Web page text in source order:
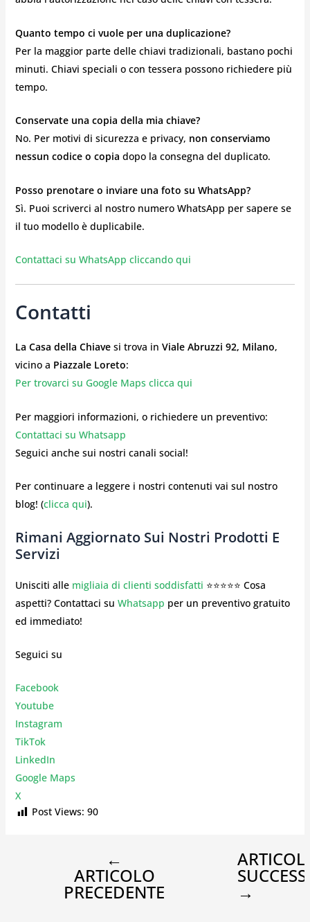
Quanto tempo ci vuole per una duplicazione?
Per la maggior parte delle chiavi tradizionali, bastano pochi
minuti. Chiavi speciali o con tessera possono richiedere più
tempo.
Conservate una copia della mia chiave?
No. Per motivi di sicurezza e privacy, non conserviamo
nessun codice o copia dopo la consegna del duplicato.
Posso prenotare o inviare una foto su WhatsApp?
Sì. Puoi scriverci al nostro numero WhatsApp per sapere se
il tuo modello è duplicabile.
Contattaci su WhatsApp cliccando qui
Contatti
La Casa della Chiavesi trova in Viale Abruzzi 92, Milano,
vicino a Piazzale Loreto:
Per trovarci su Google Maps clicca qui
Per maggiori informazioni, o richiedere un preventivo:
Contattaci su Whatsapp
Seguici anche sui nostri canali social!
Per continuare a leggere i nostri contenuti vai sul nostro
blog! (clicca qui).
Rimani Aggiornato Sui Nostri Prodotti E
Servizi
Unisciti alle migliaia di clienti soddisfatti ⭐⭐⭐⭐⭐ Cosa
aspetti? Contattaci su Whatsapp per un preventivo gratuito
ed immediato!
Seguici su
Facebook
Youtube
Instagram
TikTok
LinkedIn
Google Maps
X
Post Views: 90
←
ARTICOLO
PRECEDENTE →